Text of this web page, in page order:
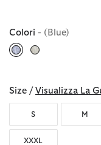
Colori - (Blue)
Size / Visualizza La
S M
XXXL